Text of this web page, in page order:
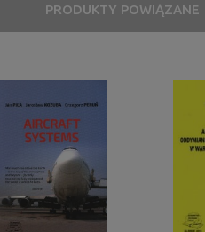
PRODUKTY POWIĄZANE